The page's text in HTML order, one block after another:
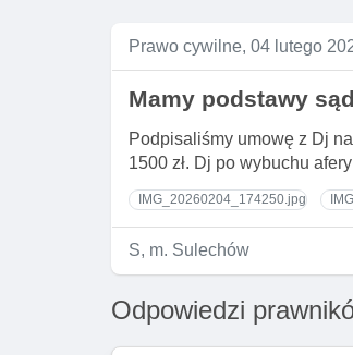
Prawo cywilne, 04 lutego
Mamy podstawy
Podpisaliśmy umowę z Dj
1500 zł. Dj po wybuchu
IMG_20260204_174250.jpg
S, m. Sulechów
Odpowiedzi